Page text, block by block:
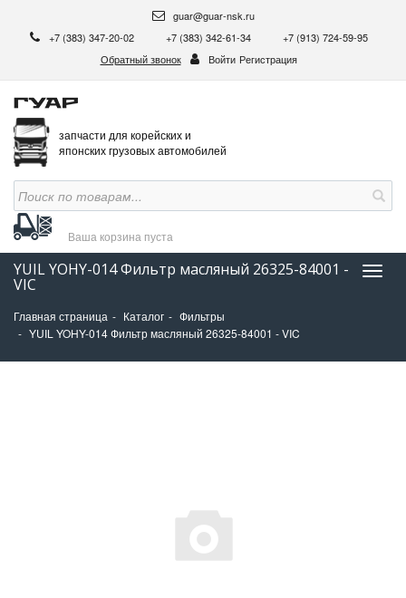
guar@guar-nsk.ru
+7 (383) 347-20-02
+7 (383) 342-61-34
+7 (913) 724-59-95
Обратный звонок
Войти Регистрация
запчасти для корейских и
японских грузовых автомобилей
Ваша корзина пуста
YUIL YOHY-014 Фильтр масляный 26325-84001 -
VIC
Главная страница Каталог
Фильтры
YUIL YOHY-014 Фильтр масляный 26325-84001 - VIC